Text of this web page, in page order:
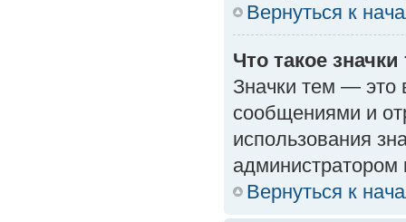
Вернуться к
Что такое значки
Значки тем — это
сообщениями и
использования
Вернуться к